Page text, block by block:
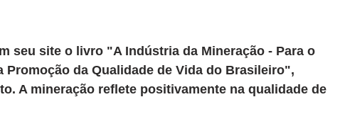
seu site o livro "A Indústria da Mineração - Para o
Promoção da Qualidade de Vida do Brasileiro",
A mineração reflete positivamente na qualidade de